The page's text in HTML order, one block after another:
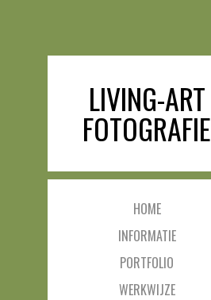
LIVING-ART
FOTOGRAFIE
HOME
INFORMATIE
PORTFOLIO
WERKWIJZE